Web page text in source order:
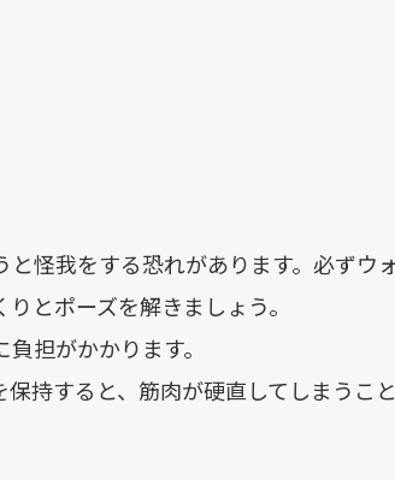
怪我をする恐れがあります。必ずウ
とポーズを解きましょう。
担がかかります。
持すると、筋肉が硬直してしまうこと